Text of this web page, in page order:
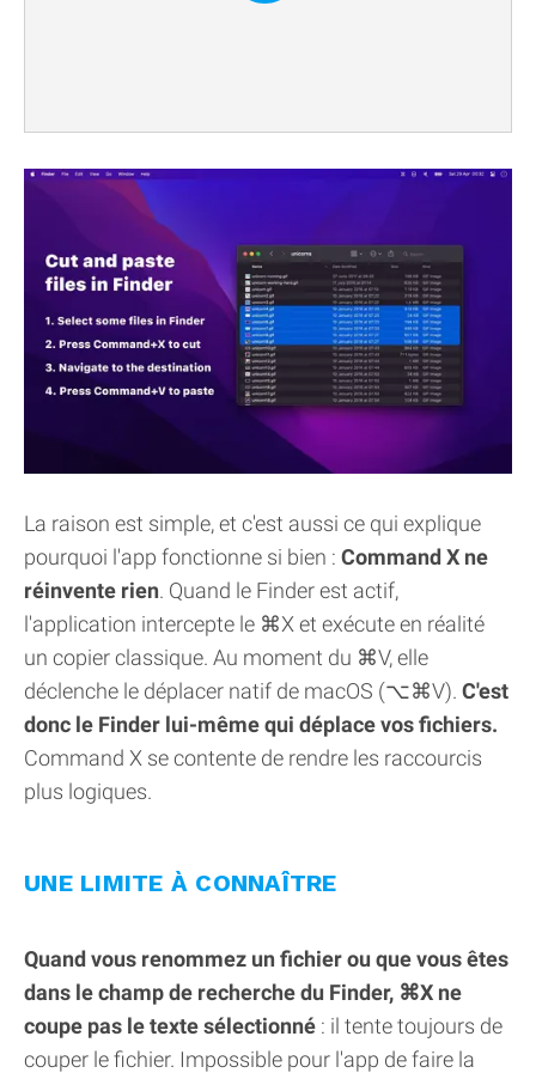
La raison est simple, et c'est aussi ce qui explique
pourquoi l'app fonctionne si bien : Command X ne
réinvente rien. Quand le Finder est actif,
l'application intercepte le ⌘X et exécute en réalité
un copier classique. Au moment du ⌘V, elle
déclenche le déplacer natif de macOS (⌥⌘V). C'est
donc le Finder lui-même qui déplace vos fichiers.
Command X se contente de rendre les raccourcis
plus logiques.
UNE LIMITE À CONNAÎTRE
Quand vous renommez un fichier ou que vous êtes
dans le champ de recherche du Finder, ⌘X ne
coupe pas le texte sélectionné : il tente toujours de
couper le fichier. Impossible pour l'app de faire la